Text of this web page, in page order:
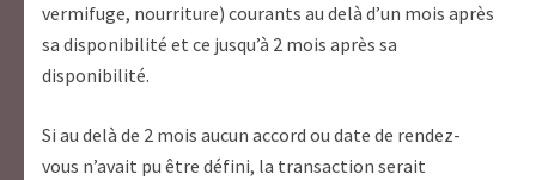
vermifuge, nourriture) courants au delà d’un mois après
sa disponibilité et ce jusqu’à 2 mois après sa
disponibilité.
Si au delà de 2 mois aucun accord ou date de rendez-
vous n’avait pu être défini, la transaction serait